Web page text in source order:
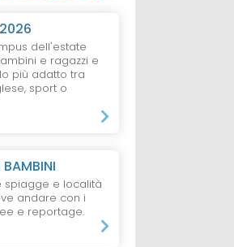
dell'estate
e ragazzi e
più adatto tra
sport o
BAMBINI
spiagge e località
andare con i
e reportage.